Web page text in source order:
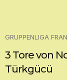
GRUPPENLIGA
3 Tore von
Türkgücü